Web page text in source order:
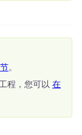
。
程，您可以 在